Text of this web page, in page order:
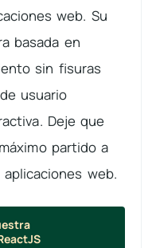
web. Su
basada en
sin fisuras
usuario
Deje que
partido a
web.